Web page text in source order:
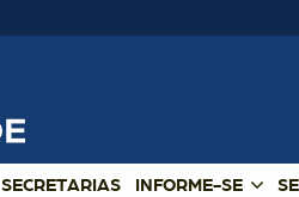
SECRETARIAS INFORME-SE